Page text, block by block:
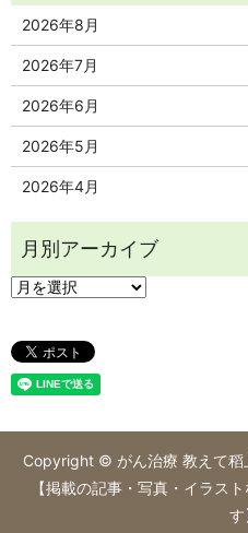
2026年8月
2026年7月
2026年6月
2026年5月
2026年4月
Copyright © がん治療 教えて稻
【掲載の記事・写真・イラス
す